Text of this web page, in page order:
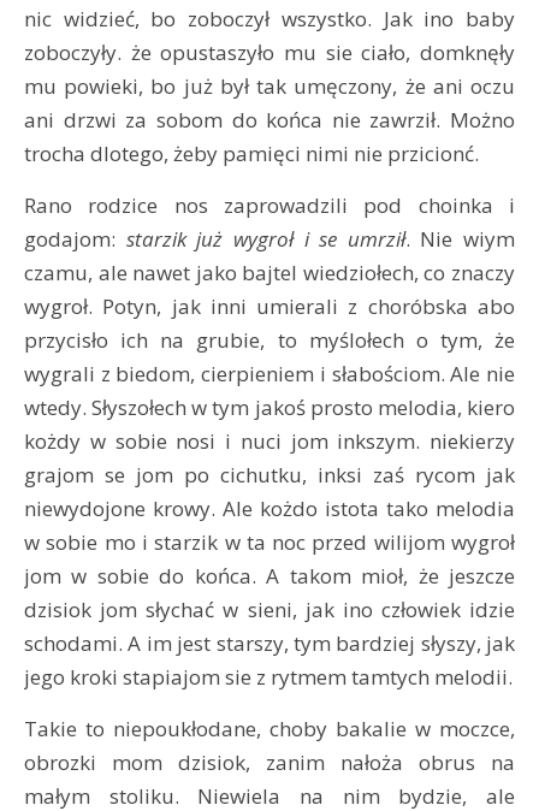
nic widzieć, bo zoboczył wszystko. Jak ino baby
zoboczyły. że opustaszyło mu sie ciało, domknęły
mu powieki, bo już był tak umęczony, że ani oczu
ani drzwi za sobom do końca nie zawrził. Możno
trocha dlotego, żeby pamięci nimi nie przicionć.
Rano rodzice nos zaprowadzili pod choinka i
godajom: starzik już wygroł i se umrził. Nie wiym
czamu, ale nawet jako bajtel wiedziołech, co znaczy
wygroł. Potyn, jak inni umierali z choróbska abo
przycisło ich na grubie, to myślołech o tym, że
wygrali z biedom, cierpieniem i słabościom. Ale nie
wtedy. Słyszołech w tym jakoś prosto melodia, kiero
kożdy w sobie nosi i nuci jom inkszym. niekierzy
grajom se jom po cichutku, inksi zaś rycom jak
niewydojone krowy. Ale kożdo istota tako melodia
w sobie mo i starzik w ta noc przed wilijom wygroł
jom w sobie do końca. A takom mioł, że jeszcze
dzisiok jom słychać w sieni, jak ino człowiek idzie
schodami. A im jest starszy, tym bardziej słyszy, jak
jego kroki stapiajom sie z rytmem tamtych melodii.
Takie to niepoukłodane, choby bakalie w moczce,
obrozki mom dzisiok, zanim nałoża obrus na
małym stoliku. Niewiela na nim bydzie, ale